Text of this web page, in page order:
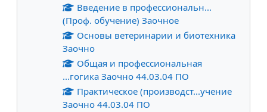
Введение в профессиональн...
(Проф. обучение) Заочное
Основы ветеринарии и биотехника
Заочно
Общая и профессиональная
...гогика Заочно 44.03.04 ПО
Практическое (производст...учение
Заочно 44.03.04 ПО